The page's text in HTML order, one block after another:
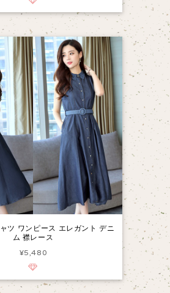
ツ ワンピース エレガント デニ
ム 襟レース
¥5,480